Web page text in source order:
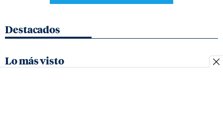
Destacados
Lo más visto